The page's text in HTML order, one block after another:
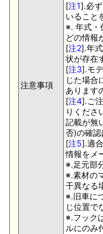
注意事項
[注1].必
いること
※. 年式・
どの情報
[注2].年
状が存在
[注3].モ
じた場合
あります
[注4].ご
りくださ
記載が無
否)の確認
[注5].適
情報をメ
※.足元部
※.素材の
干異なる
※.旧車に
じ位置で
※.フック
ルにのみ